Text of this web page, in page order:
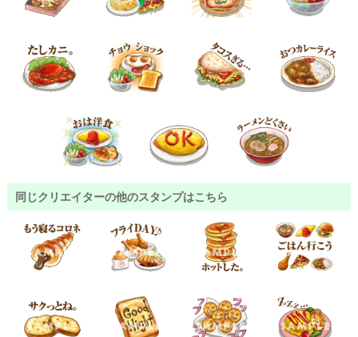
同じクリエイターの他のスタンプはこちら